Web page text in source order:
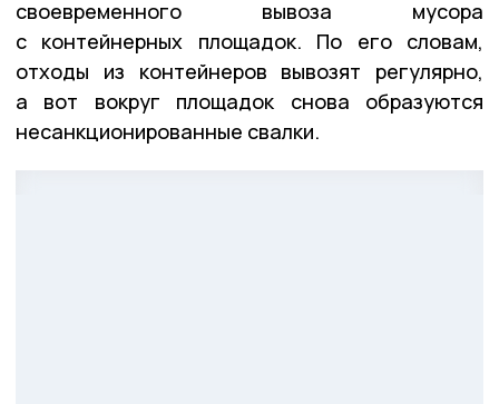
своевременного вывоза мусора
с контейнерных площадок. По его словам,
отходы из контейнеров вывозят регулярно,
а вот вокруг площадок снова образуются
несанкционированные свалки.